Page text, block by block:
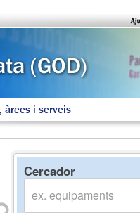
àrees i serveis
Cercador